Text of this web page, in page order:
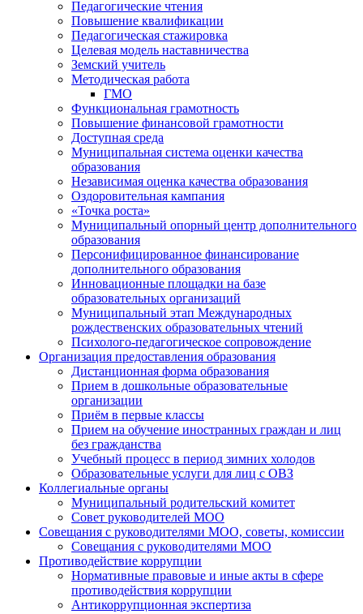
Педагогические чтения
Повышение квалификации
Педагогическая стажировка
Целевая модель наставничества
Земский учитель
Методическая работа
ГМО
Функциональная грамотность
Повышение финансовой грамотности
Доступная среда
Муниципальная система оценки качества
образования
Независимая оценка качества образования
Оздоровительная кампания
«Точка роста»
Муниципальный опорный центр дополнительного
образования
Персонифицированное финансирование
дополнительного образования
Инновационные площадки на базе
образовательных организаций
Муниципальный этап Международных
рождественских образовательных чтений
Психолого-педагогическое сопровождение
Организация предоставления образования
Дистанционная форма образования
Прием в дошкольные образовательные
организации
Приём в первые классы
Прием на обучение иностранных граждан и лиц
без гражданства
Учебный процесс в период зимних холодов
Образовательные услуги для лиц с ОВЗ
Коллегиальные органы
Муниципальный родительский комитет
Совет руководителей МОО
Совещания с руководителями МОО, советы, комиссии
Совещания с руководителями МОО
Противодействие коррупции
Нормативные правовые и иные акты в сфере
противодействия коррупции
Антикоррупционная экспертиза